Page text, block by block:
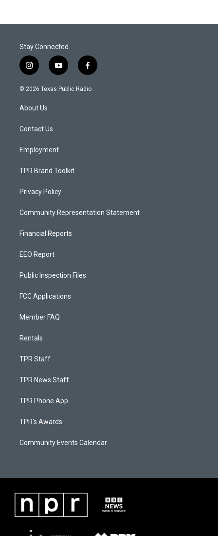
Stay Connected
i
n
s
a
g
a
y
o
u
f
a
c
© 2026 Texas Public Radio
About Us
Contact Us
Employment
TPR Brand Toolkit
Privacy Policy
Community Representation Statement
Financial Reports
EEO Report
Public Inspection Files
FCC Applications
Member FAQ
Rentals
TPR Staff
TPR News Staff
TPR Phone App
TPR's Awards
Community Events Calendar